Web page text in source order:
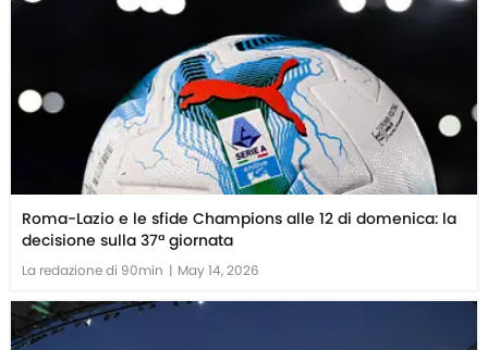
Roma-Lazio e le sfide Champions alle 12 di domenica: la
decisione sulla 37ª giornata
La redazione di 90min | May 14, 2026